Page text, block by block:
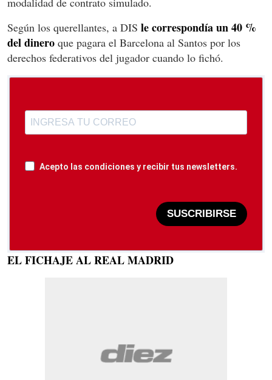
Según los querellantes, a DIS le correspondía un 40 %
del dinero que pagara el Barcelona al Santos por los
derechos federativos del jugador cuando lo fichó.
Acepto las condiciones y recibir tus newsletters.
SUSCRIBIRSE
EL FICHAJE AL REAL MADRID